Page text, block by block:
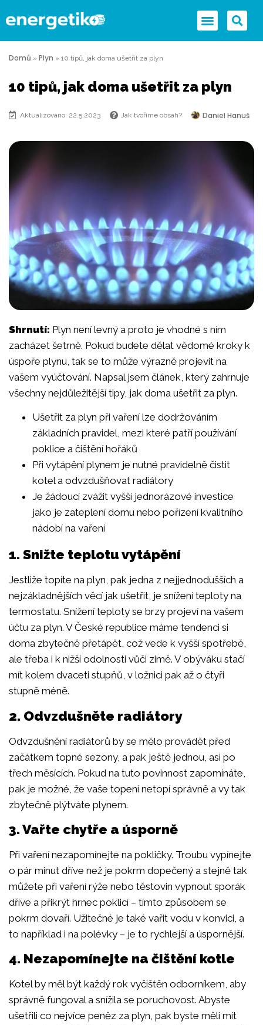
Domů » Plyn » 10 tipů, jak doma ušetřit za plyn
10 tipů, jak doma ušetřit za plyn
Aktualizováno: 22.5.2023 Jak tvoříme obsah? Daniel Hanuš
Shrnutí: Plyn není levný a proto je vhodné s ním
zacházet šetrně. Pokud budete dělat vědomé kroky k
úspoře plynu, tak se to může výrazně projevit na
vašem vyúčtování. Napsal jsem článek, který zahrnuje
všechny nejdůležitější tipy, jak doma ušetřit za plyn.
Ušetřit za plyn při vaření lze dodržováním
základních pravidel, mezi které patří používání
poklice a čištění hořáků
Při vytápění plynem je nutné pravidelně čistit
kotel a odvzdušňovat radiátory
Je žádoucí zvážit vyšší jednorázové investice
jako je zateplení domu nebo pořízení kvalitního
nádobí na vaření
1. Snižte teplotu vytápění
Jestliže topíte na plyn, pak jedna z nejjednodušších a
nejzákladnějších věcí jak ušetřit, je snížení teploty na
termostatu. Snížení teploty se brzy projeví na vašem
účtu za plyn. V České republice máme tendenci si
doma zbytečně přetápět, což vede k vyšší spotřebě,
ale třeba i k nižší odolnosti vůči zimě. V obýváku stačí
mít kolem dvaceti stupňů, v ložnici pak až o čtyři
stupně méně.
2. Odvzdušněte radiátory
Odvzdušnění radiátorů by se mělo provádět před
začátkem topné sezony, a pak ještě jednou, asi po
třech měsících. Pokud na tuto povinnost zapomínáte,
pak je možné, že vaše topení netopí správně a vy tak
zbytečně plýtváte plynem.
3. Vařte chytře a úsporně
Při vaření nezapomínejte na pokličky. Troubu vypínejte
o pár minut dříve než je pokrm dopečený a stejně tak
můžete při vaření rýže nebo těstovin vypnout sporák
dříve a přikrýt hrnec poklicí – tímto způsobem se
pokrm dovaří. Užitečné je také vařit vodu v konvici, a
to například i na polévky – je to rychlejší a úspornější.
4. Nezapomínejte na čištění kotle
Kotel by měl být každý rok vyčištěn odborníkem, aby
správně fungoval a snížila se poruchovost. Abyste
ušetřili co nejvíce peněz za plyn, pak byste měli mít